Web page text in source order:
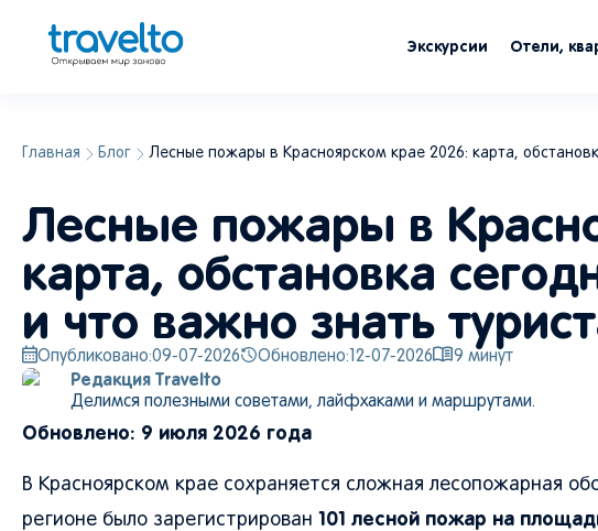
Экскурсии Отели,
Главная Блог Лесные пожары в Красноярском крае 2026: карта,
Лесные пожары в
карта, обстановка
и что важно знать
Опубликовано:09-07-2026 Обновлено: 12-07-2026 9 минут
Редакция Travelto
Делимся полезными советами, лайфхаками и маршрутами.
Обновлено: 9 июля 2026 года
В Красноярском крае сохраняется сложная лесопожарная
регионе было зарегистрирован 101 лесной пожар на